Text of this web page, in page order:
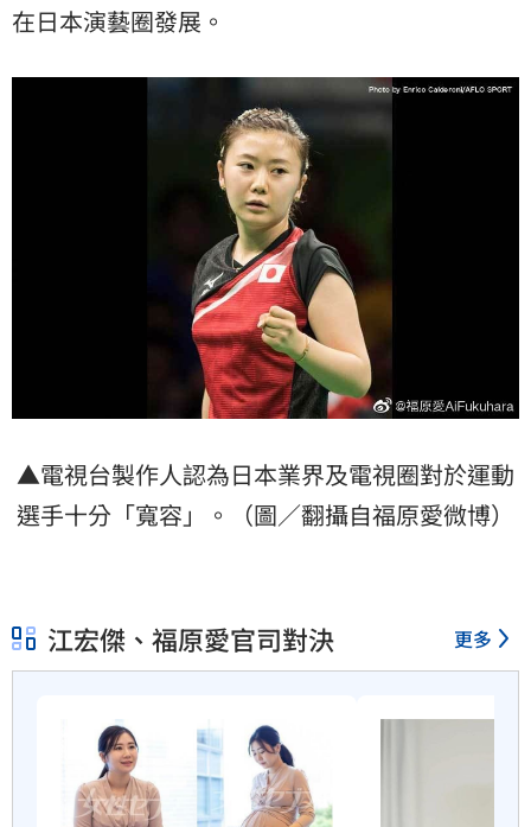
在日本演藝圈發展。
▲電視台製作人認為日本業界及電視圈對於運動
選手十分「寬容」。（圖／翻攝自福原愛微博）
江宏傑、福原愛官司對決 更多